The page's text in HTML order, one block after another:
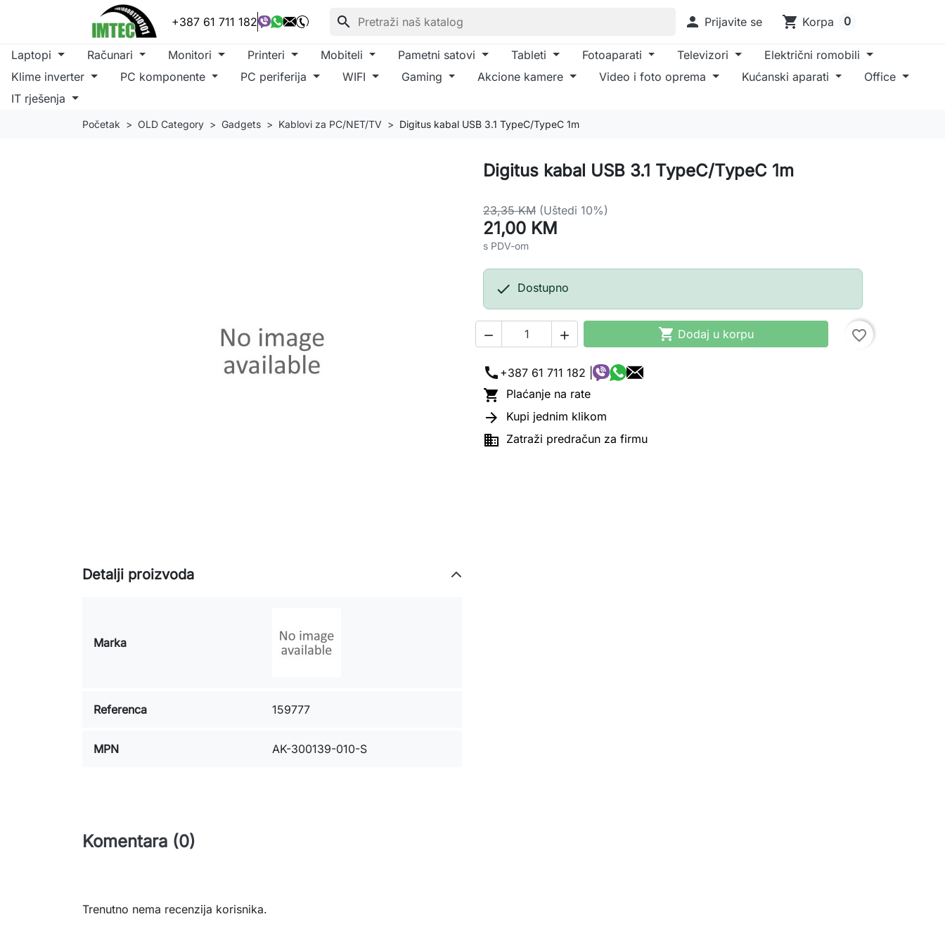
+387 61 711 182 search  Prijavite se shopping_cart Korpa 0
Laptopi Računari Monitori Printeri Mobiteli Pametni satovi Tableti Fotoaparati Televizori
Električni romobili
Klime inverter
PC komponente PC periferija WIFI Gaming Akcione kamere Video i foto oprema Kućanski aparati
Office
IT rješenja
Početak OLD Category Gadgets Kablovi za PC/NET/TV Digitus kabal USB 3.1 TypeC/TypeC 1m
Digitus kabal USB 3.1 TypeC/TypeC 1m
23,35 KM (Uštedi 10%)
21,00 KM
s PDV-om
 Dostupno
   Dodaj u korpu favorite_border
call +387 61 711 182 |
 Plaćanje na rate
 Kupi jednim klikom
 Zatraži predračun za firmu
Detalji proizvoda
Marka
Referenca 159777
MPN AK-300139-010-S
Komentara (0)
Trenutno nema recenzija korisnika.